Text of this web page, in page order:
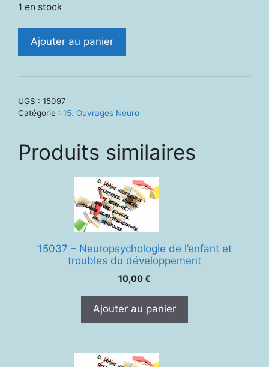
1 en stock
des
Retour
Ajouter au panier
UGS : 15097
Catégorie : 15. Ouvrages Neuro
Produits similaires
15037 – Neuropsychologie de l’enfant et
troubles du développement
10,00€
Ajouter au panier